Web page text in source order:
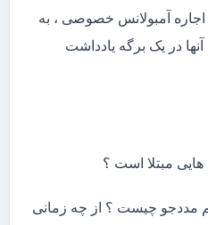
آمبولانس خصوصی ، به
در یک برگه یادداشت
هایی مبتلا است ؟
مددجو چیست ؟ از چه زمانی